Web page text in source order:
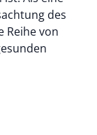
des
Reihe von